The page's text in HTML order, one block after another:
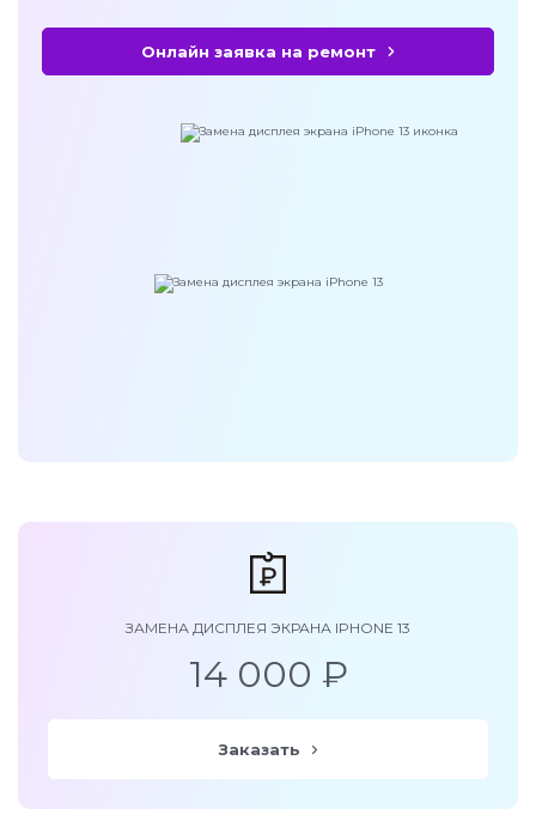
Онлайн заявка на ремонт
ЗАМЕНА ДИСПЛЕЯ ЭКРАНА IPHONE 13
14 000 ₽
Заказать